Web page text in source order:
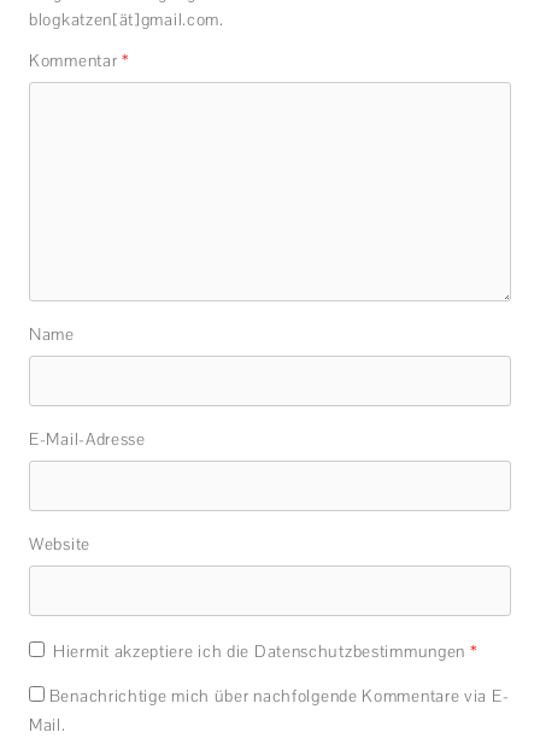
blogkatzen[ät]gmail.com.
Kommentar *
Name
E-Mail-Adresse
Website
Hiermit akzeptiere ich die Datenschutzbestimmungen *
Benachrichtige mich über nachfolgende Kommentare via E-
Mail.